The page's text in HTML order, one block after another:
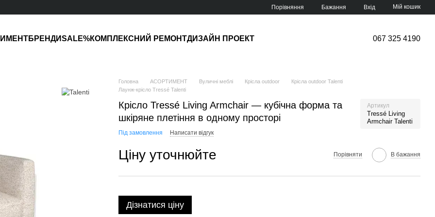
Порівняння Бажання Вхід Мій кошик
БРЕНДИSALE%КОМПЛЕКСНИЙ РЕМОНТДИЗАЙН ПРОЕКТ 067 325 4190
Головна АСОРТИМЕНТ Вуличні меблі Крісла outdoor
Крісла outdoor Talenti
Лаунж-крісло Tressé Talenti
Крісло Tressé Living Armchair — кубічна форма та
шкіряне плетіння в одному просторі
Артикул
Tressé Living
Armchair Talenti
Під замовлення Написати відгук
Ціну уточнюйте Порівняти В бажання
Дізнатися ціну